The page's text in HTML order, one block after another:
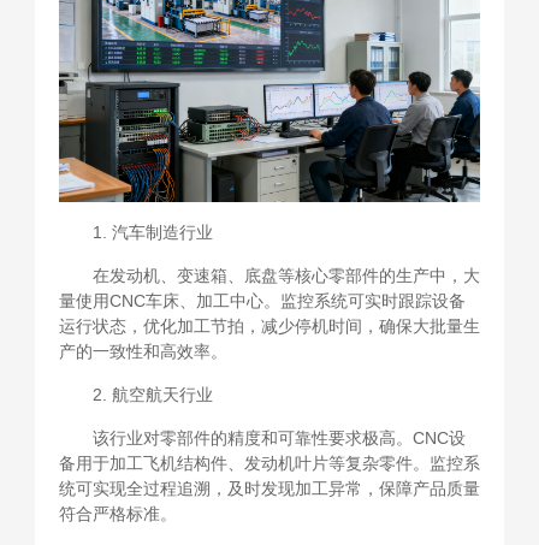
1. 汽车制造行业
在发动机、变速箱、底盘等核心零部件的生产中，大
量使用CNC车床、加工中心。监控系统可实时跟踪设备
运行状态，优化加工节拍，减少停机时间，确保大批量生
产的一致性和高效率。
2. 航空航天行业
该行业对零部件的精度和可靠性要求极高。CNC设
备用于加工飞机结构件、发动机叶片等复杂零件。监控系
统可实现全过程追溯，及时发现加工异常，保障产品质量
符合严格标准。